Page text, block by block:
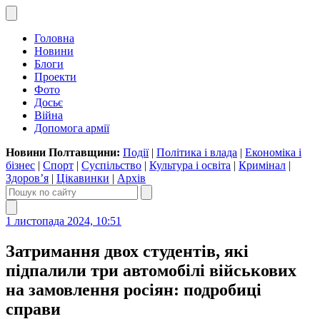
Головна
Новини
Блоги
Проекти
Фото
Досьє
Війна
Допомога армії
Новини Полтавщини: Події| Політика і влада | Економіка і
бізнес | Спорт | Суспільство | Культура і освіта | Кримінал |
Здоров’я | Цікавинки | Архів
1 листопада 2024, 10:51
Затримання двох студентів, які
підпалили три автомобілі військових
на замовлення росіян: подробиці
справи